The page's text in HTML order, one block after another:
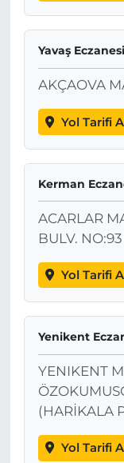
Yavaş Eczanesi
AKÇAOVA
Yol Tarifi
Kerman
ACARLAR
BULV.
Yol Tarifi
Yenikent
YENIKENT
(HARİKALA
Yol Tarifi Al